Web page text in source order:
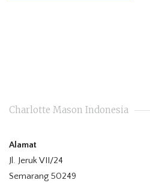
Charlotte Mason Indonesia
Alamat
Jl. Jeruk VII/24
Semarang 50249